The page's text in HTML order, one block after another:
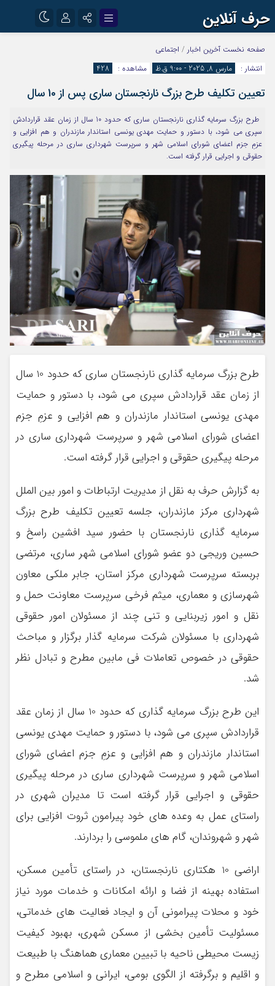
حرف آنلاین
اینستاگرام
آپارات
رمز عبور
مرا به خاطر بسپار
صفحه نخست آخرین اخبار / اجتماعی
انتشار :
مارس 8, 2025 - 9:00 ق.ظ مشاهده : 428
تعیین تکلیف طرح بزرگ نارنجستان ساری پس از 10 سال
طرح بزرگ سرمایه گذاری نارنجستان ساری که حدود 10 سال از زمان عقد قراردادش
سپری می شود، با دستور و حمایت مهدی یونسی استاندار مازندران و هم افزایی و
عزمِ جزم اعضای شورای اسلامی شهر و سرپرست شهرداری ساری در مرحله پیگیری
حقوقی و اجرایی قرار گرفته است.
طرح بزرگ سرمایه گذاری نارنجستان ساری که حدود 10 سال
از زمان عقد قراردادش سپری می شود، با دستور و حمایت
مهدی یونسی استاندار مازندران و هم افزایی و عزمِ جزم
اعضای شورای اسلامی شهر و سرپرست شهرداری ساری در
مرحله پیگیری حقوقی و اجرایی قرار گرفته است.
به گزارش حرف به نقل از مدیریت ارتباطات و امور بین الملل
شهرداری مرکز مازندران، جلسه تعیین تکلیف طرح بزرگ
سرمایه گذاری نارنجستان با حضور سید افشین راسخ و
حسین وریجی دو عضو شورای اسلامی شهر ساری، مرتضی
بربسته سرپرست شهرداری مرکز استان، جابر ملکی معاون
شهرسازی و معماری، میثم فرخی سرپرست معاونت حمل و
نقل و امور زیربنایی و تنی چند از مسئولان امور حقوقی
شهرداری با مسئولان شرکت سرمایه گذار برگزار و مباحث
حقوقی در خصوص تعاملات فی مابین مطرح و تبادل نظر
شد.
این طرح بزرگ سرمایه گذاری که حدود 10 سال از زمان عقد
قراردادش سپری می شود، با دستور و حمایت مهدی یونسی
استاندار مازندران و هم افزایی و عزمِ جزم اعضای شورای
اسلامی شهر و سرپرست شهرداری ساری در مرحله پیگیری
حقوقی و اجرایی قرار گرفته است تا مدیران شهری در
راستای عمل به وعده های خود پیرامون ثروت افزایی برای
شهر و شهروندان، گام های ملموسی را بردارند.
اراضی 10 هکتاری نارنجستان، در راستای تأمین مسکن،
استفاده بهینه از فضا و ارائه امکانات و خدمات مورد نیاز
خود و محلات پیرامونی آن و ایجاد فعالیت های خدماتی،
مسئولیت تأمین بخشی از مسکن شهری، بهبود کیفیت
زیست محیطی ناحیه با تبیین معماری هماهنگ با طبیعت
و اقلیم و برگرفته از الگوی بومی، ایرانی و اسلامی مطرح و